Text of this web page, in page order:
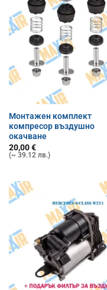
Монтажен комплект
компресор въздушно
окачване
20,00€
(~ 39.12 лв.)